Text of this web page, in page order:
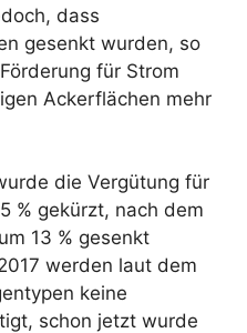
dass
gesenkt wurden, so
für Strom
Ackerflächen mehr
die Vergütung für
% gekürzt, nach dem
13 % gesenkt
werden laut dem
keine
schon jetzt wurde